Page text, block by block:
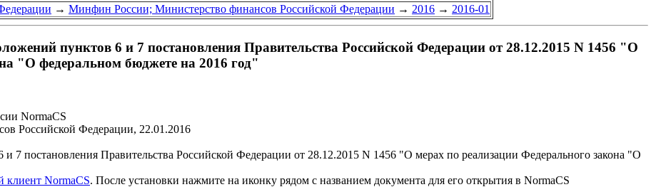
→ Минфин России; Министерство финансов Российской Федерации → 2016 → 2016-01
пунктов 6 и 7 постановления Правительства Российской Федерации от 28.12.2015 N 1456 "О
"О федеральном бюджете на 2016 год"
NormaCS
Российской Федерации, 22.01.2016
7 постановления Правительства Российской Федерации от 28.12.2015 N 1456 "О мерах по реализации Федерального закона "О
клиент NormaCS. После установки нажмите на иконку рядом с названием документа для его открытия в NormaCS